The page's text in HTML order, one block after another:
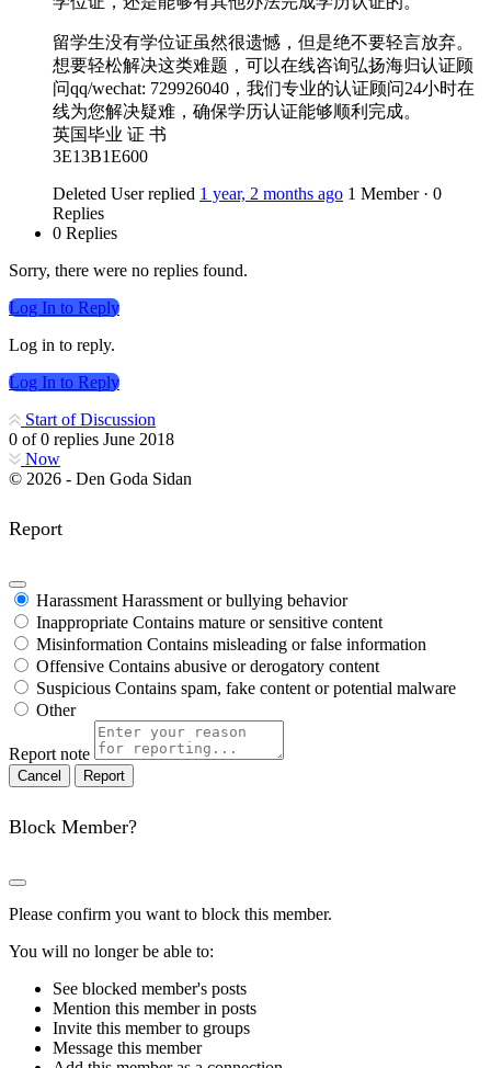
留学生没有学位证虽然很遗憾，但是绝不要轻言放弃。
想要轻松解决这类难题，可以在线咨询弘扬海归认证顾
问qq/wechat: 729926040，我们专业的认证顾问24小时在
线为您解决疑难，确保学历认证能够顺利完成。
英国毕业 证 书
3E13B1E600
Deleted User replied 1 year, 2 months ago 1 Member · 0
Replies
0 Replies
Sorry, there were no replies found.
Log In to Reply
Log in to reply.
Log In to Reply
Start of Discussion
0 of0 replies June 2018
Now
© 2026 - Den Goda Sidan
Report
Harassment Harassment or bullying behavior
Inappropriate Contains mature or sensitive content
Misinformation Contains misleading or false information
Offensive Contains abusive or derogatory content
Suspicious Contains spam, fake content or potential malware
Other
Report note
Report
Block Member?
Please confirm you want to block this member.
You will no longer be able to:
See blocked member's posts
Mention this member in posts
Invite this member to groups
Message this member